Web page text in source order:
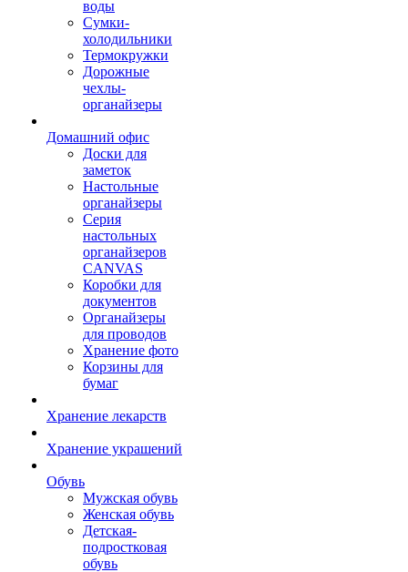
воды
Сумки-
холодильники
Термокружки
Дорожные
чехлы-
органайзеры
Домашний офис
Доски для
заметок
Настольные
органайзеры
Серия
настольных
органайзеров
CANVAS
Коробки для
документов
Органайзеры
для проводов
Хранение фото
Корзины для
бумаг
Хранение лекарств
Хранение украшений
Обувь
Мужская обувь
Женская обувь
Детская-
подростковая
обувь